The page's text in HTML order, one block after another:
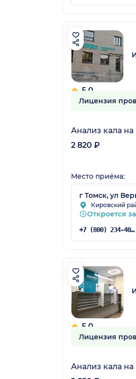
5.0
9 отзывов
Лицензия
Анализ кала
2 820 ₽
Место приёма:
г Томск, ул
Кировский
Откроется
+7 (800) 234-40-50
5.0
3 отзыва
Лицензия
Анализ кала